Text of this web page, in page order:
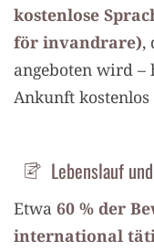
kostenlose
för invandrare),
angeboten wird –
Ankunft
Lebenslauf
Etwa 60 % der
international